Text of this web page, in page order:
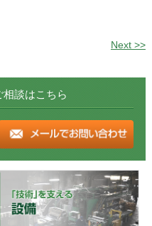
Next >>
談はこちら